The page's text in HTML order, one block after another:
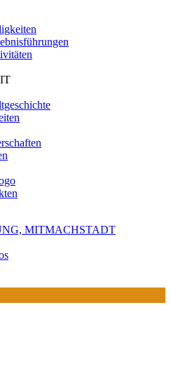
MITMACHSTADT